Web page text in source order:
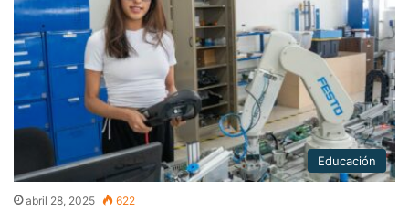
Educación
abril 28, 2025 622